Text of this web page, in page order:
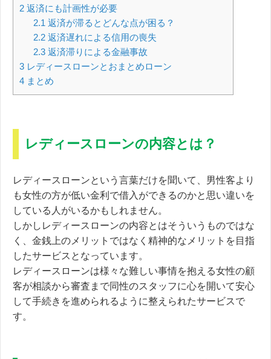
2 返済にも計画性が必要
2.1 返済が滞るとどんな点が困る？
2.2返済遅れによる信用の喪失
2.3返済滞りによる金融事故
3 レディースローンとおまとめローン
4 まとめ
レディースローンの内容とは？
レディースローンという言葉だけを聞いて、男性客より
も女性の方が低い金利で借入ができるのかと思い違いを
している人がいるかもしれません。
しかしレディースローンの内容とはそういうものではな
く、金銭上のメリットではなく精神的なメリットを目指
したサービスとなっています。
レディースローンは様々な難しい事情を抱える女性の顧
客が相談から審査まで同性のスタッフに心を開いて安心
して手続きを進められる ように整えられたサービスで
す。